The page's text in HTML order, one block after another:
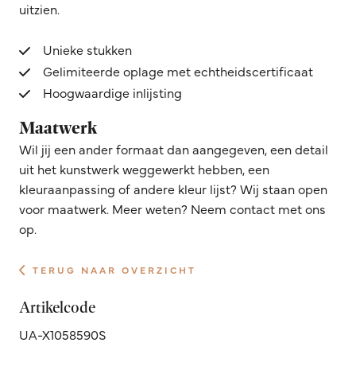
uitzien.
Unieke stukken
Gelimiteerde oplage met echtheidscertificaat
Hoogwaardige inlijsting
Maatwerk
Wil jij een ander formaat dan aangegeven, een detail
uit het kunstwerk weggewerkt hebben, een
kleuraanpassing of andere kleur lijst? Wij staan open
voor maatwerk. Meer weten? Neem contact met ons
op.
TERUG NAAR OVERZICHT
Artikelcode
UA-X1058590S